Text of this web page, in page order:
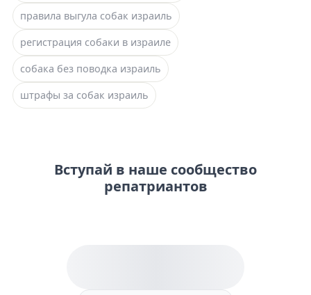
правила выгула собак израиль
регистрация собаки в израиле
собака без поводка израиль
штрафы за собак израиль
Вступай в наше сообщество
репатриантов